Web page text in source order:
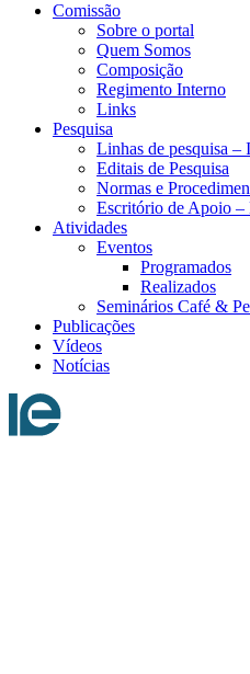
Comissão
Sobre o portal
Quem Somos
Composição
Regimento Interno
Links
Pesquisa
Linhas de pesquisa –
Editais de Pesquisa
Normas e
Escritório de Apoio
Atividades
Eventos
Programados
Realizados
Seminários Café &
Publicações
Vídeos
Notícias